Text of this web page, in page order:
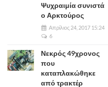
Ψυχραιμία συνιστά
ο Αρκτούρος
Απρίλιος 24, 2017 15:24
6
Νεκρός 49χρονος
που
καταπλακώθηκε
από τρακτέρ